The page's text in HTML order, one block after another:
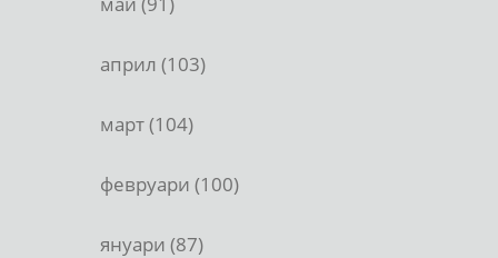
април (103)
март (104)
февруари (100)
януари (87)